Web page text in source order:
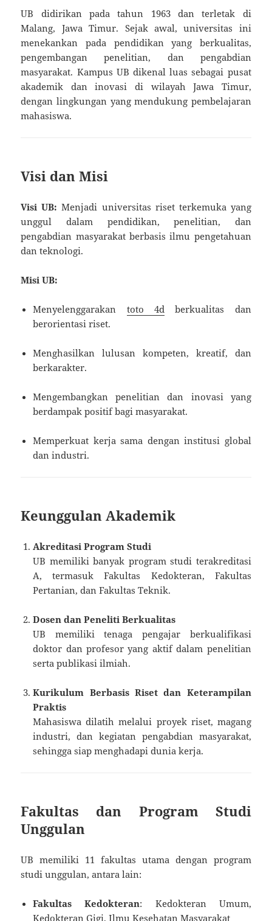
UB didirikan pada tahun 1963 dan terletak di
Malang, Jawa Timur. Sejak awal, universitas ini
menekankan pada pendidikan yang berkualitas,
pengembangan penelitian, dan pengabdian
masyarakat. Kampus UB dikenal luas sebagai pusat
akademik dan inovasi di wilayah Jawa Timur,
dengan lingkungan yang mendukung pembelajaran
mahasiswa.
Visi dan Misi
Visi UB: Menjadi universitas riset terkemuka yang
unggul dalam pendidikan, penelitian, dan
pengabdian masyarakat berbasis ilmu pengetahuan
dan teknologi.
Misi UB:
Menyelenggarakan toto 4d berkualitas dan
berorientasi riset.
Menghasilkan lulusan kompeten, kreatif, dan
berkarakter.
Mengembangkan penelitian dan inovasi yang
berdampak positif bagi masyarakat.
Memperkuat kerja sama dengan institusi global
dan industri.
Keunggulan Akademik
Akreditasi Program Studi
UB memiliki banyak program studi terakreditasi
A, termasuk Fakultas Kedokteran, Fakultas
Pertanian, dan Fakultas Teknik.
Dosen dan Peneliti Berkualitas
UB memiliki tenaga pengajar berkualifikasi
doktor dan profesor yang aktif dalam penelitian
serta publikasi ilmiah.
Kurikulum Berbasis Riset dan Keterampilan
Praktis
Mahasiswa dilatih melalui proyek riset, magang
industri, dan kegiatan pengabdian masyarakat,
sehingga siap menghadapi dunia kerja.
Fakultas dan Program Studi
Unggulan
UB memiliki 11 fakultas utama dengan program
studi unggulan, antara lain:
Fakultas Kedokteran: Kedokteran Umum,
Kedokteran Gigi, Ilmu Kesehatan Masyarakat